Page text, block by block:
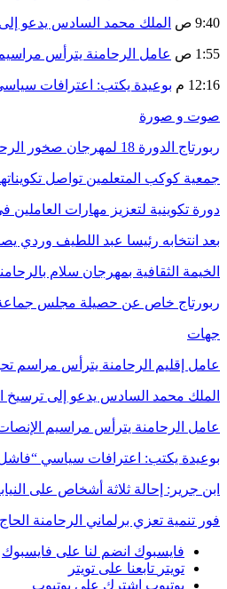
9:40 ص الملك محمد السادس يدعو
1:55 ص عامل الرحامنة يترأس
12:16 م بوعيدة يكتب: اعترافات
صوت و صورة
ربورتاج الدورة 18 لمهرجان صخور الرحامنة
جمعية كوكب المتعلمين تواصل
دورة تكوينية لتعزيز مهارات
بعد انتخابه رئيسا عبد اللطيف وردي
الخيمة الثقافية بمهرجان سلام
ربورتاج خاص عن حصيلة مجلس جماعة
جهات
عامل إقليم الرحامنة يترأس مراسم
الملك محمد السادس يدعو إلى ترسيخ
عامل الرحامنة يترأس مراسيم
بوعيدة يكتب: اعترافات سياسي
ابن جرير: إحالة ثلاثة أشخاص على
فور تنمية تعزي برلماني الرحامنة
فايسبوك انضم لنا على فايسبوك
تويتر تابعنا على تويتر
يوتيوب اشترك على يوتيوب